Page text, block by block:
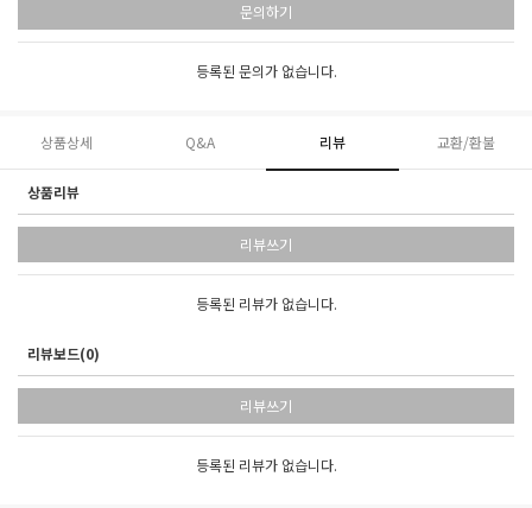
문의하기
등록된 문의가 없습니다.
상품상세 Q&A 리뷰 교환/환불
상품리뷰
리뷰쓰기
등록된 리뷰가 없습니다.
리뷰보드(0)
리뷰쓰기
등록된 리뷰가 없습니다.